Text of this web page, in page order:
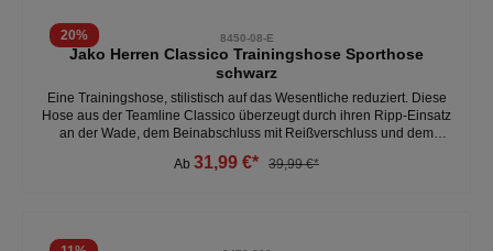
der ideale Begleiter für eure sportlichen Aktivitäten. - 70%
Baumwolle, 30% Polyester - wärmend - super bequem - seitliche
Taschen Weitere Herren Jogginghosen unter: Herren- Kleidung-
Hosen
20% 8450-08-E
Jako Herren Classico Trainingshose Sporthose
schwarz
Eine Trainingshose, stilistisch auf das Wesentliche reduziert. Diese
Hose aus der Teamline Classico überzeugt durch ihren Ripp-Einsatz
an der Wade, dem Beinabschluss mit Reißverschluss und dem
einen optimalen Sitz für optimale Leistung auf dem Fußballplatz.-
Ab 31,99 €* 39,99 €*